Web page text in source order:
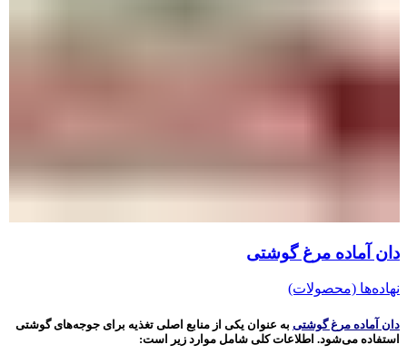
دان آماده مرغ گوشتی
نهاده‌ها (محصولات)
دان آماده مرغ گوشتی به عنوان یکی از منابع اصلی تغذیه برای جوجه‌های گوشتی
استفاده می‌شود. اطلاعات کلی شامل موارد زیر است: